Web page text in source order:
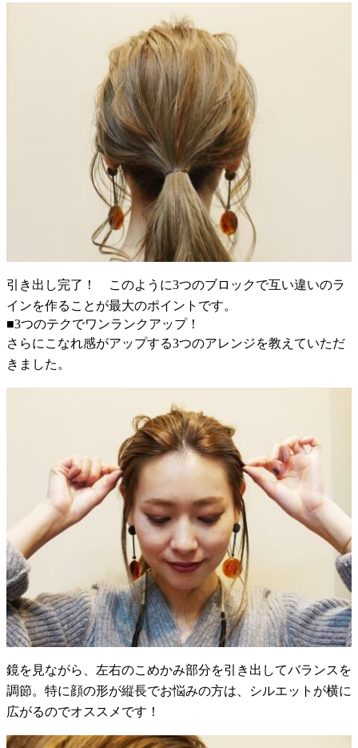
引き出し完了！ このように3つのブロックで互い違いのラ
インを作ることが最大のポイントです。
■3つのテクでワンランクアップ！
さらにこなれ感がアップする3つのアレンジを教えていただ
きました。
鏡を見ながら、左右のこめかみ部分を引き出してバランスを
調節。特に顔の形が縦長でお悩みの方は、シルエットが横に
広がるのでオススメです！